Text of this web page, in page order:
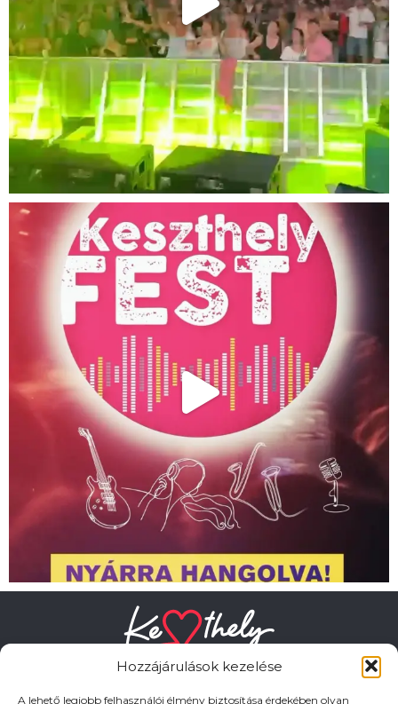
Hozzájárulások kezelése
A lehető legjobb felhasználói élmény biztosítása érdekében olyan